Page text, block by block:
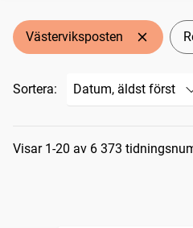
Västerviksposten
Sortera:
Sökresultat
Visar 1-20 av 6 373